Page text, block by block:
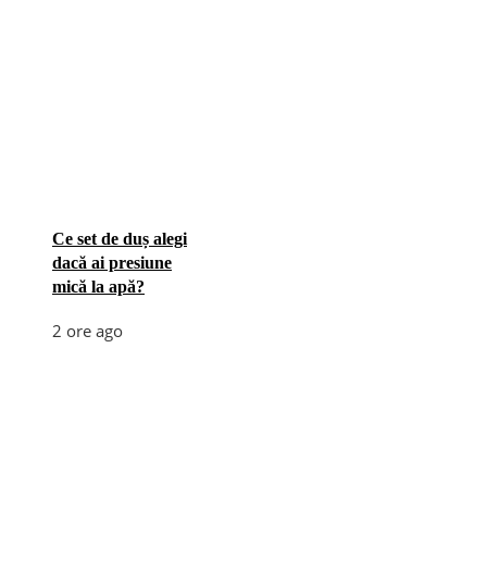
Ce set de duș alegi
dacă ai presiune
mică la apă?
2 ore ago